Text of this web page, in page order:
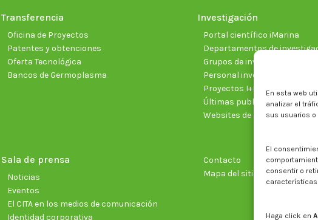
En esta web
analizar el
sus usuarios
El
consentir o
Haga click en
Transferencia
Oficina de Proyectos
Patentes y obtenciones
Oferta Tecnológica
Bancos de Germoplasma
Investigación
Portal científico iMarina
Departamentos de
Grupos de investigación
Personal investigador
Proyectos I+D+I vigentes
Últimas publicaciones
Websites de proyectos
Sala de prensa
Noticias
Eventos
El CITA en los medios de comunicación
Identidad corporativa
Contacto
Mapa del sitio web